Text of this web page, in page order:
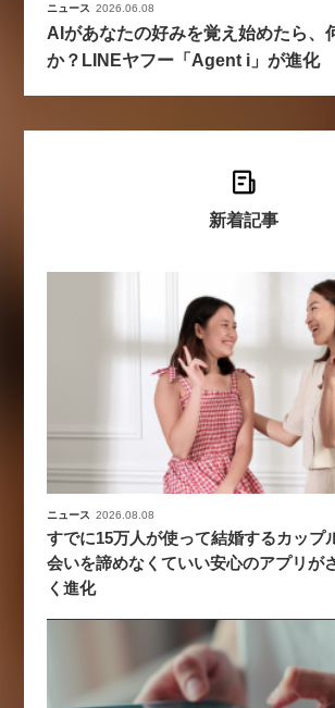
ニュース 2026.06.08
AIがあなたの好みを覚え始めたら、
か？LINEヤフー「Agent i」が進化
新着記事
ニュース 2026.08.08
すでに15万人が使って結婚するカップ
会いを諦めなくていい安心のアプリが
く進化